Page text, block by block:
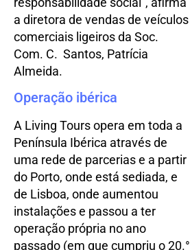
a diretora de vendas de veículos
comerciais ligeiros da Soc.
Com. C. Santos, Patrícia
Almeida.
Operação ibérica
A Living Tours opera em toda a
Península Ibérica através de
uma rede de parcerias e a partir
do Porto, onde está sediada, e
de Lisboa, onde aumentou
instalações e passou a ter
operação própria no ano
passado (em que cumpriu o 20.°